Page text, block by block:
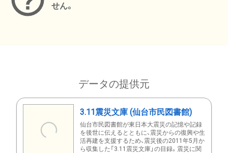
せん。
データの提供元
3.11震災文庫 (仙台市民図書館)
仙台市民図書館が東日本大震災の記憶や記録
を後世に伝えるとともに、震災からの復興や生
活再建を支援するため、震災後の2011年5月か
ら収集した「3.11震災文庫」の目録。震災に関